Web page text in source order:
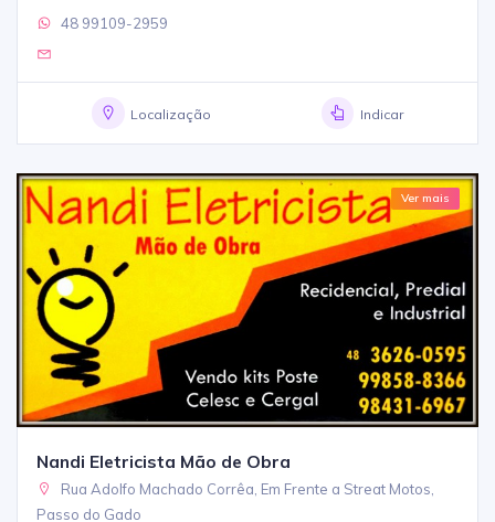
48 99109-2959
Localização Indicar
Ver mais
Nandi Eletricista Mão de Obra
Rua Adolfo Machado Corrêa, Em Frente a Streat Motos,
Passo do Gado